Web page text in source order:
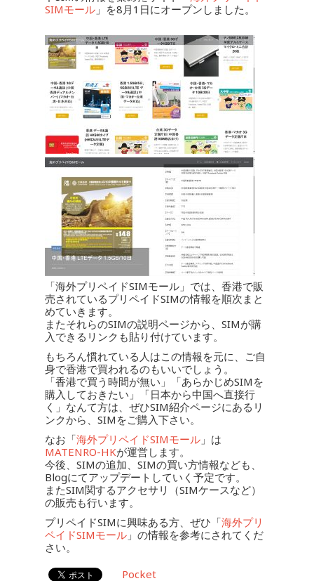
SIMモール 」を8月1日にオープンしました。
「海外プリペイドSIMモール」では、香港で販
売されているプリペイドSIMの情報を順次まと
めていきます。
またそれらのSIMの説明ページから、SIMが購
入できるリンクも貼り付けています。
もちろん慣れている人はこの情報を元に、ご自
身で香港で買われるのもいいでしょう。
「香港で買う時間が無い」「あらかじめSIMを
購入しておきたい」「日本から中国へ直接行
く」なんて方は、ぜひSIM紹介ページにあるリ
ンクから、SIMをご購入下さい。
なお「海外プリペイドSIMモール 」は
MATENRO-HKが運営します。
今後、SIMの追加、SIMの買い方情報なども、
Blogにてアップデートしていく予定です。
またSIM関するアクセサリ（SIMケースなど）
の販売も行います。
プリペイドSIMに興味ある方、ぜひ「海外プリ
ペイドSIMモール 」の情報を参考にされてくだ
さい。
Pocket